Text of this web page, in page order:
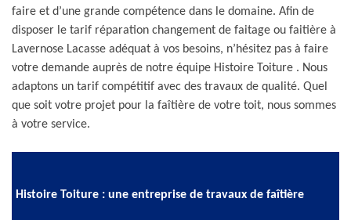
faire et d’une grande compétence dans le domaine. Afin de
disposer le tarif réparation changement de faitage ou faitière à
Lavernose Lacasse adéquat à vos besoins, n’hésitez pas à faire
votre demande auprès de notre équipe Histoire Toiture . Nous
adaptons un tarif compétitif avec des travaux de qualité. Quel
que soit votre projet pour la faîtière de votre toit, nous sommes
à votre service.
Histoire Toiture : une entreprise de travaux de faîtière